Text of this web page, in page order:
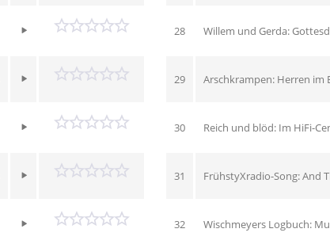
28 Willem und Gerda:
29 Arschkrampen: Herren im
30 Reich und blöd: Im HiFi-
31 FrühstyXradio-Song: And
32 Wischmeyers Logbuch: